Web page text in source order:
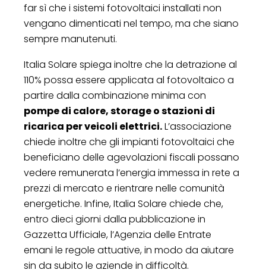
far sì che i sistemi fotovoltaici installati non
vengano dimenticati nel tempo, ma che siano
sempre manutenuti.
Italia Solare spiega inoltre che la detrazione al
110% possa essere applicata al fotovoltaico a
partire dalla combinazione minima con
pompe di calore, storage o stazioni di
ricarica per veicoli elettrici.L’associazione
chiede inoltre che gli impianti fotovoltaici che
beneficiano delle agevolazioni fiscali possano
vedere remunerata l’energia immessa in rete a
prezzi di mercato e rientrare nelle comunità
energetiche. Infine, Italia Solare chiede che,
entro dieci giorni dalla pubblicazione in
Gazzetta Ufficiale, l’Agenzia delle Entrate
emani le regole attuative, in modo da aiutare
sin da subito le aziende in difficoltà.